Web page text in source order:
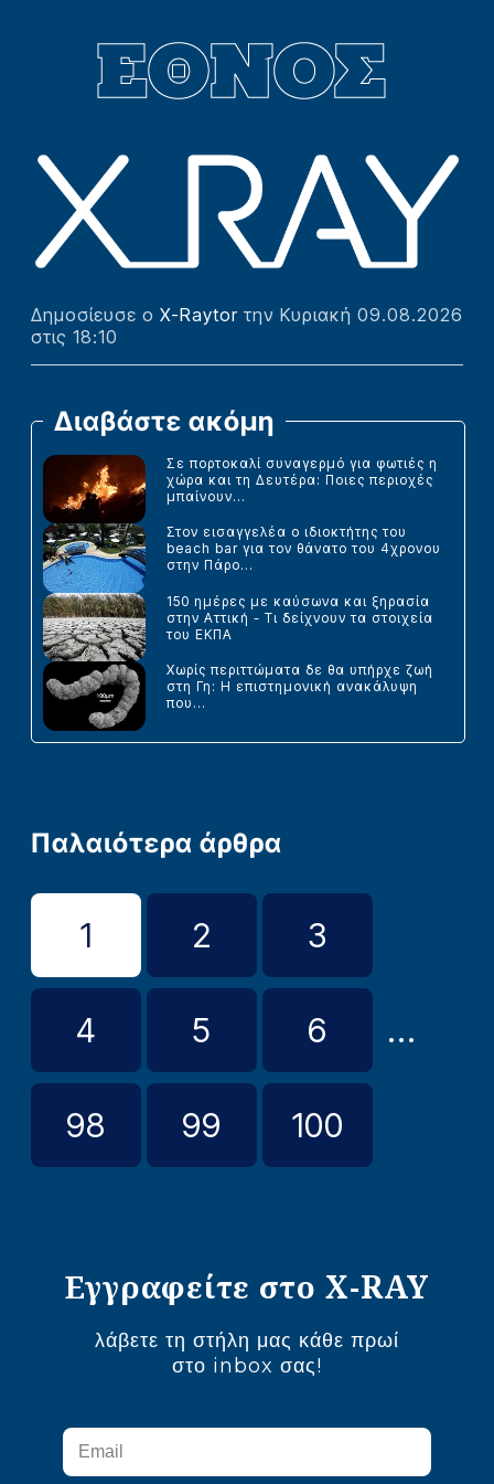
Δημοσίευσε ο X-Raytor την Κυριακή 09.08.2026
στις 18:10
Διαβάστε ακόμη
Σε πορτοκαλί συναγερμό για φωτιές η
χώρα και τη Δευτέρα: Ποιες περιοχές
μπαίνουν...
Στον εισαγγελέα ο ιδιοκτήτης του
beach bar για τον θάνατο του 4χρονου
στην Πάρο...
150 ημέρες με καύσωνα και ξηρασία
στην Αττική - Τι δείχνουν τα στοιχεία
του ΕΚΠΑ
Χωρίς περιττώματα δε θα υπήρχε ζωή
στη Γη: Η επιστημονική ανακάλυψη
που...
Παλαιότερα άρθρα
1 2 3
4 5 6 ...
98 99 100
Εγγραφείτε στο X-RAY
λάβετε τη στήλη μας κάθε πρωί
στο inbox σας!